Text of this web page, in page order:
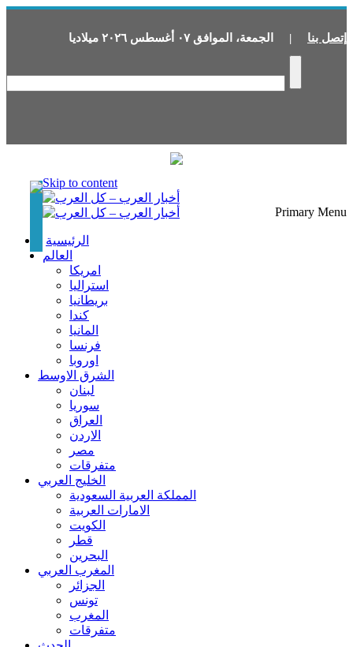
إتصل بنا | الجمعة، الموافق ٠٧ أغسطس ٢٠٢٦ ميلاديا
Skip to content
Primary Menu
الرئيسية
العالم
امريكا
استراليا
بريطانيا
كندا
المانيا
فرنسا
اوروبا
الشرق الاوسط
لبنان
سوريا
العراق
الاردن
مصر
متفرقات
الخليج العربي
المملكة العربية السعودية
الامارات العربية
الكويت
قطر
البحرين
المغرب العربي
الجزائر
تونس
المغرب
متفرقات